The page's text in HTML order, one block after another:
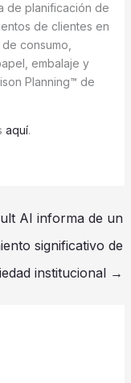
de planificación de
de clientes en
consumo,
embalaje y
Planning™ de
aquí.
AI informa de un
significativo de
institucional →